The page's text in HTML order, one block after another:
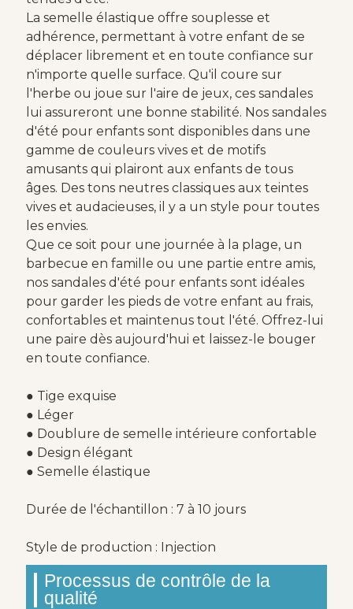
La semelle élastique offre souplesse et
adhérence, permettant à votre enfant de se
déplacer librement et en toute confiance sur
n'importe quelle surface. Qu'il coure sur
l'herbe ou joue sur l'aire de jeux, ces sandales
lui assureront une bonne stabilité. Nos sandales
d'été pour enfants sont disponibles dans une
gamme de couleurs vives et de motifs
amusants qui plairont aux enfants de tous
âges. Des tons neutres classiques aux teintes
vives et audacieuses, il y a un style pour toutes
les envies.
Que ce soit pour une journée à la plage, un
barbecue en famille ou une partie entre amis,
nos sandales d'été pour enfants sont idéales
pour garder les pieds de votre enfant au frais,
confortables et maintenus tout l'été. Offrez-lui
une paire dès aujourd'hui et laissez-le bouger
en toute confiance.
● Tige exquise
● Léger
● Doublure de semelle intérieure confortable
● Design élégant
● Semelle élastique
Durée de l'échantillon : 7 à 10 jours
Style de production : Injection
Processus de contrôle de la
qualité